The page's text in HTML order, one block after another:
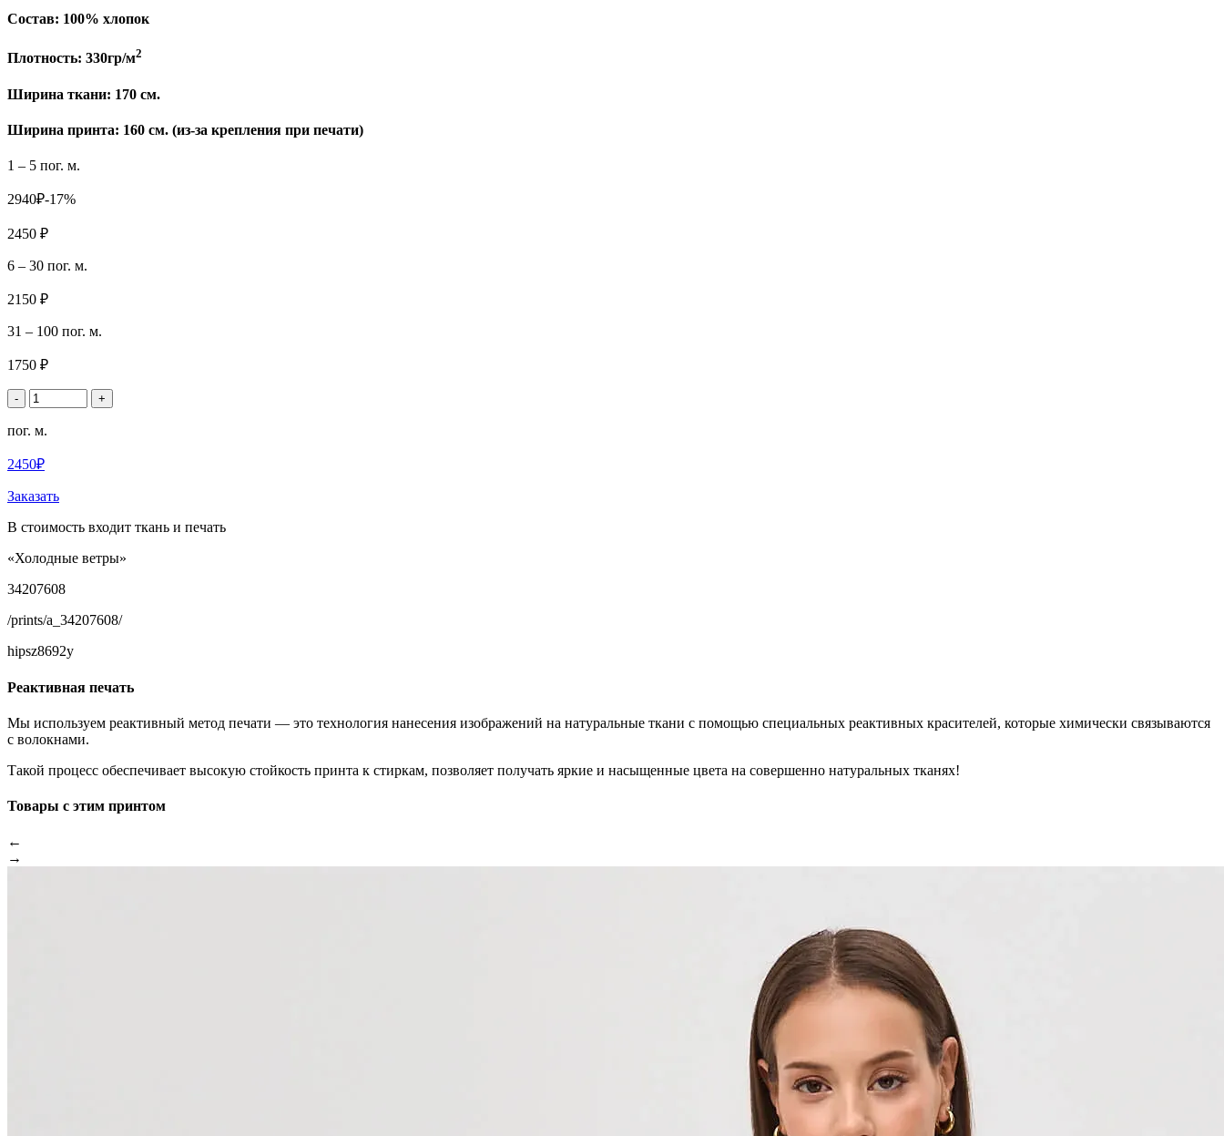
Состав: 100% хлопок
Плотность: 330гр/м2
Ширина ткани: 170 см.
Ширина принта: 160 см. (из-за крепления при печати)
1 – 5 пог. м.
2940₽-17%
2450 ₽
6 – 30 пог. м.
2150 ₽
31 – 100 пог. м.
1750 ₽
- +
пог. м.
2450₽
Заказать
В стоимость входит ткань и печать
«Холодные ветры»
34207608
/prints/a_34207608/
hipsz8692y
Реактивная печать
Мы используем реактивный метод печати — это технология нанесения изображений на натуральные ткани с помощью специальных реактивных красителей, которые химически связываются
с волокнами.
Такой процесс обеспечивает высокую стойкость принта к стиркам, позволяет получать яркие и насыщенные цвета на совершенно натуральных тканях!
Товары с этим принтом
←
→